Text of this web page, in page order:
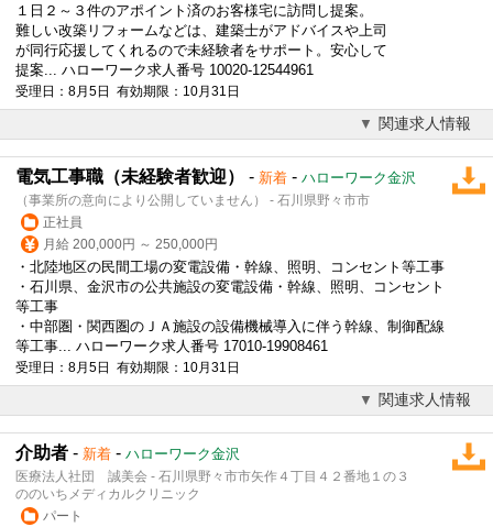
１日２～３件のアポイント済のお客様宅に訪問し提案。
難しい改築リフォームなどは、建築士がアドバイスや上司
が同行応援してくれるので未経験者をサポート。安心して
提案... ハローワーク求人番号 10020-12544961
受理日：8月5日 有効期限：10月31日
関連求人情報
電気工事職（未経験者歓迎） - 新着 - ハローワーク金沢
（事業所の意向により公開していません） - 石川県野々市市
正社員
月給 200,000円 ～ 250,000円
・北陸地区の民間工場の変電設備・幹線、照明、コンセント等工事
・石川県、金沢市の公共施設の変電設備・幹線、照明、コンセント
等工事
・中部圏・関西圏のＪＡ施設の設備機械導入に伴う幹線、制御配線
等工事... ハローワーク求人番号 17010-19908461
受理日：8月5日 有効期限：10月31日
関連求人情報
介助者 - 新着 - ハローワーク金沢
医療法人社団 誠美会 - 石川県野々市市矢作４丁目４２番地１の３
ののいちメディカルクリニック
パート